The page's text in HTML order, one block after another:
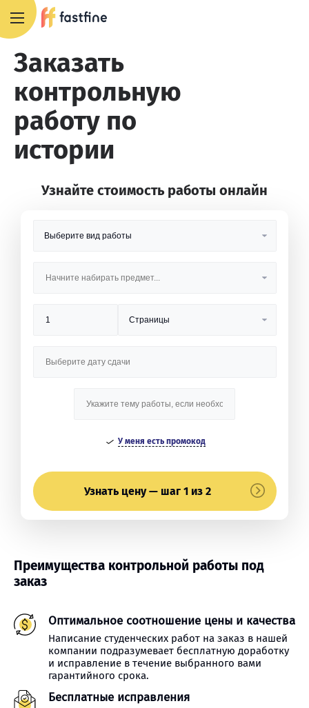
Заказать
контрольную
работу по
истории
Узнайте стоимость работы онлайн
У меня есть промокод
Узнать цену — шаг 1 из 2
Преимущества контрольной работы под
заказ
Оптимальное соотношение цены и качества
Написание студенческих работ на заказ в нашей
компании подразумевает бесплатную доработку
и исправление в течение выбранного вами
гарантийного срока.
Бесплатные исправления